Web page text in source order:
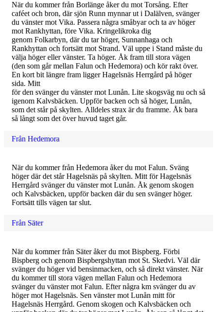
När du kommer från Borlänge åker du mot Torsång. Efter
caféet och bron, där sjön Runn mynnar ut i Dalälven, svänger
du vänster mot Vika. Passera några småbyar och ta av höger
mot Rankhyttan, före Vika. Kringelikroka dig
genom Folkarbyn, där du tar höger, Sunnanhaga och
Rankhyttan och fortsätt mot Strand. Väl uppe i Stand måste du
välja höger eller vänster. Ta höger. Åk fram till stora vägen
(den som går mellan Falun och Hedemora) och kör rakt över.
En kort bit längre fram ligger Hagelsnäs Herrgård på höger
sida. Mitt
för den svänger du vänster mot Lunån. Lite skogsväg nu och så
igenom Kalvsbäcken. Uppför backen och så höger, Lunån,
som det står på skylten. Alldeles strax är du framme. Åk bara
så långt som det över huvud taget går.
Från Hedemora
När du kommer från Hedemora åker du mot Falun. Sväng
höger där det står Hagelsnäs på skylten. Mitt för Hagelsnäs
Herrgård svänger du vänster mot Lunån. Åk genom skogen
och Kalvsbäcken, uppför backen där du sen svänger höger.
Fortsätt tills vägen tar slut.
Från Säter
När du kommer från Säter åker du mot Bispberg. Förbi
Bispberg och genom Bispbergshyttan mot St. Skedvi. Väl där
svänger du höger vid bensinmacken, och så direkt vänster. När
du kommer till stora vägen mellan Falun och Hedemora
svänger du vänster mot Falun. Efter några km svänger du av
höger mot Hagelsnäs. Sen vänster mot Lunån mitt för
Hagelsnäs Herrgård. Genom skogen och Kalvsbäcken och